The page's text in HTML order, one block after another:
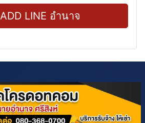
ADD LINE อำนาจ